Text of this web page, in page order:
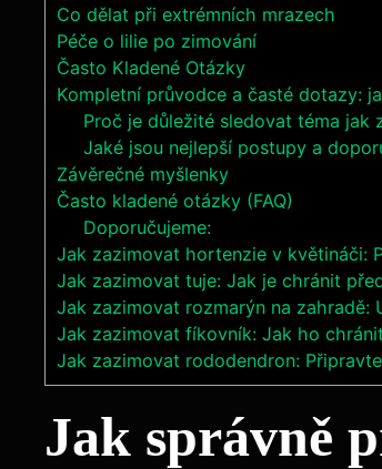
Co dělat při extrémních mrazech
Péče o lilie po zimování
Často Kladené Otázky
Kompletní průvodce a časté dotazy:
Proč je důležité sledovat téma jak
Jaké jsou nejlepší postupy a
Závěrečné myšlenky
Často kladené otázky (FAQ)
Doporučujeme:
Jak zazimovat hortenzie v květináči:
Jak zazimovat tuje: Jak je chránit
Jak zazimovat rozmarýn na zahradě:
Jak zazimovat fíkovník: Jak ho
Jak zazimovat rododendron:
Jak správně